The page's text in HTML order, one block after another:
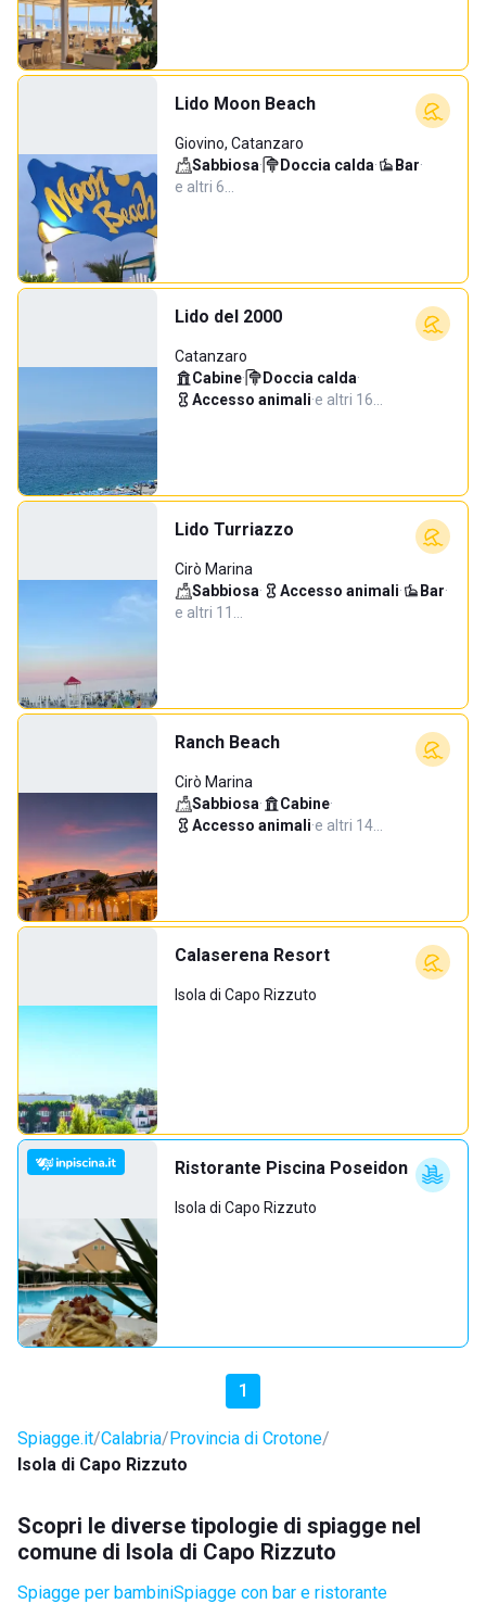
Lido Moon Beach
Giovino, Catanzaro
Sabbiosa· Doccia calda· Bar·
e altri 6…
Lido del 2000
Catanzaro
Cabine· Doccia calda·
Accesso animali·e altri 16…
Lido Turriazzo
Cirò Marina
Sabbiosa· Accesso animali· Bar·
e altri 11…
Ranch Beach
Cirò Marina
Sabbiosa· Cabine·
Accesso animali·e altri 14…
Calaserena Resort
Isola di Capo Rizzuto
Ristorante Piscina Poseidon
Isola di Capo Rizzuto
1
Spiagge.it Calabria Provincia di Crotone
Isola di Capo Rizzuto
Scopri le diverse tipologie di spiagge nel
comune di Isola di Capo Rizzuto
Spiagge per bambiniSpiagge con bar e ristorante